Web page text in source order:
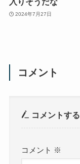
2024年7月27日
コメント
コメントする
コメント ※